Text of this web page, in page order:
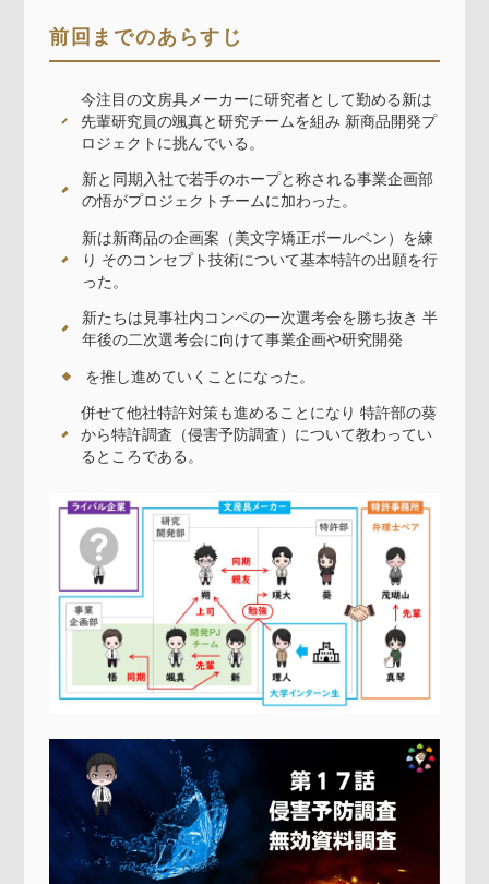
前回までのあらすじ
今注目の文房具メーカーに研究者として勤める新は
先輩研究員の颯真と研究チームを組み 新商品開発プ
ロジェクトに挑んでいる。
新と同期入社で若手のホープと称される事業企画部
の悟がプロジェクトチームに加わった。
新は新商品の企画案（美文字矯正ボールペン）を練
り そのコンセプト技術について基本特許の出願を行
った。
新たちは見事社内コンペの一次選考会を勝ち抜き 半
年後の二次選考会に向けて事業企画や研究開発
を推し進めていくことになった。
併せて他社特許対策も進めることになり 特許部の葵
から特許調査（侵害予防調査）について教わってい
るところである。